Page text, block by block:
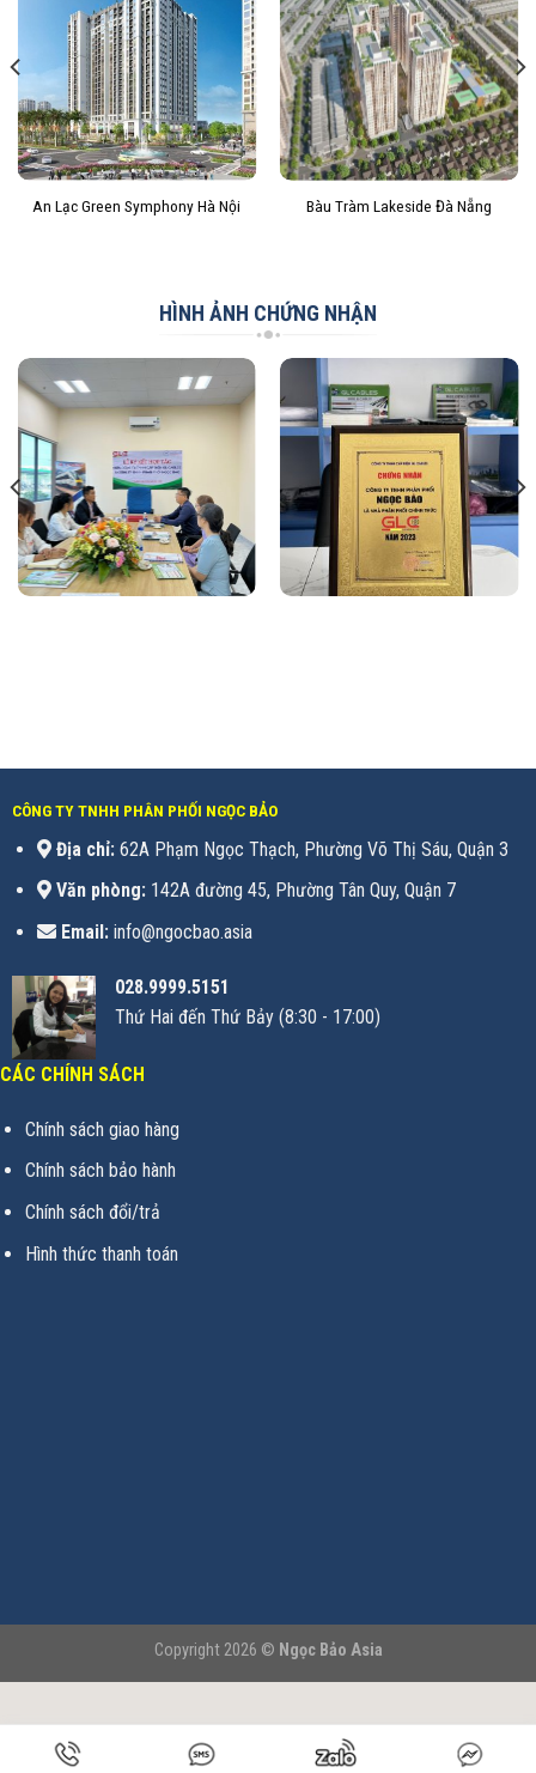
An Lạc Green Symphony Hà Nội Bàu Tràm Lakeside Đà Nẵng
HÌNH ẢNH CHỨNG NHẬN
CÔNG TY TNHH PHÂN PHỐI NGỌC BẢO
Địa chỉ:62A Phạm Ngọc Thạch, Phường Võ Thị Sáu, Quận 3
Văn phòng:142A đường 45, Phường Tân Quy, Quận 7
Email:info@ngocbao.asia
028.9999.5151
Thứ Hai đến Thứ Bảy (8:30 - 17:00)
CÁC CHÍNH SÁCH
Chính sách giao hàng
Chính sách bảo hành
Chính sách đổi/trả
Hình thức thanh toán
Copyright 2026 © Ngọc Bảo Asia